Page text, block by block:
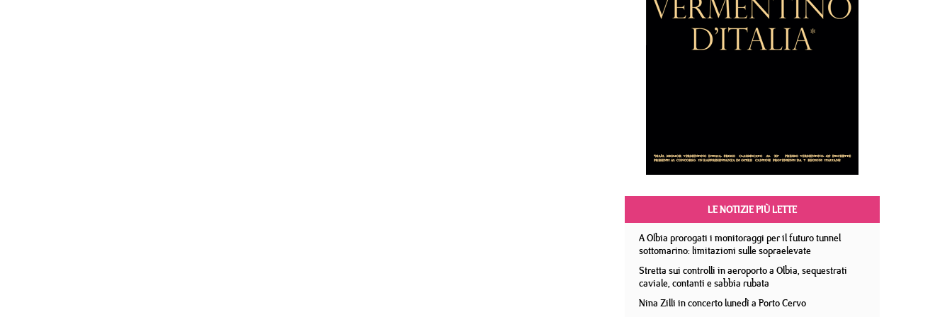
LE NOTIZIE PIÙ LETTE
A Olbia prorogati i monitoraggi per il futuro tunnel
sottomarino: limitazioni sulle sopraelevate
Stretta sui controlli in aeroporto a Olbia, sequestrati
caviale, contanti e sabbia rubata
Nina Zilli in concerto lunedì a Porto Cervo